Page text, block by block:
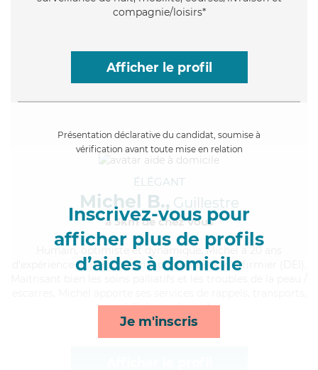
compagnie/loisirs*
Afficher le profil
Présentation déclarative du candidat, soumise à
vérification avant toute mise en relation
Inscrivez-vous pour
afficher plus de profils
d’aides à domicile
Je m'inscris
ÉLÉGANT
Michel B., Guillestre
à 5km de chez Vous
, optimiste et dynamique, Michel a 20 ans
d'expérience et possède un diplôme d'Etat d'infirmier (DEI).
mobilité et ménage*